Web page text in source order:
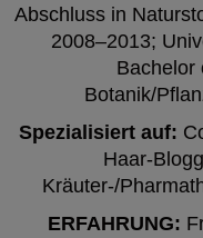
Abschluss in
2008–2013;
Bachelor
Botanik/
Spezialisiert auf:
Haar-
Kräuter-/
ERFAHRUNG: